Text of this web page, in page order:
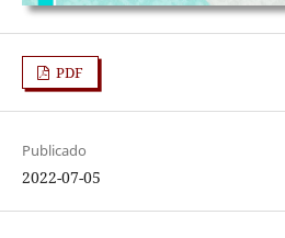
PDF
Publicado
2022-07-05